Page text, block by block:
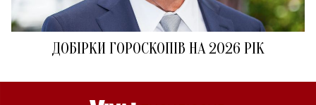
ДОБІРКИ ГОРОСКОПІВ НА 2026 РІК